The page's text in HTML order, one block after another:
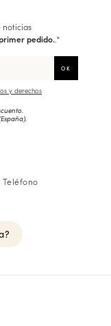
noticias
pedido..*
y derechos
España).
Teléfono